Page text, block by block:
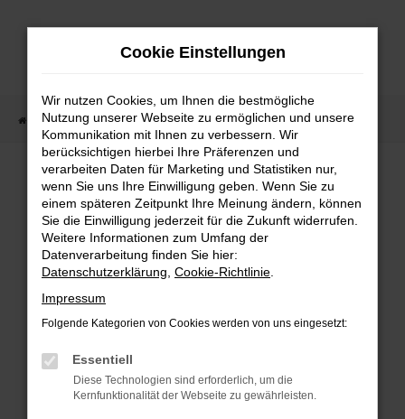
Zum
Startseite Fahrzeugangebote Fahrzeugmarkt
Fahrzeugmarkt
Fehler: Network Error
Beim Laden ist ein Fehler aufgetreten.
Hier sind ein paar Tipps, die dir helfen können:
Überprüfe deine Firewall und deine
Internetverbindung.
Cookie Einstellungen
Wir nutzen Cookies, um Ihnen die bestmögliche
Nutzung unserer Webseite zu ermöglichen und unsere
Kommunikation mit Ihnen zu verbessern. Wir
berücksichtigen hierbei Ihre Präferenzen und
verarbeiten Daten für Marketing und Statistiken nur,
wenn Sie uns Ihre Einwilligung geben. Wenn Sie zu
einem späteren Zeitpunkt Ihre Meinung ändern, können
Sie die Einwilligung jederzeit für die Zukunft widerrufen.
Weitere Informationen zum Umfang der
Datenverarbeitung finden Sie hier:
Datenschutzerklärung Cookie-Richtlinie
Impressum
Folgende Kategorien von Cookies werden von uns eingesetzt:
Essentiell
Diese Technologien sind erforderlich, um die
Kernfunktionalität der Webseite zu gewährleisten.